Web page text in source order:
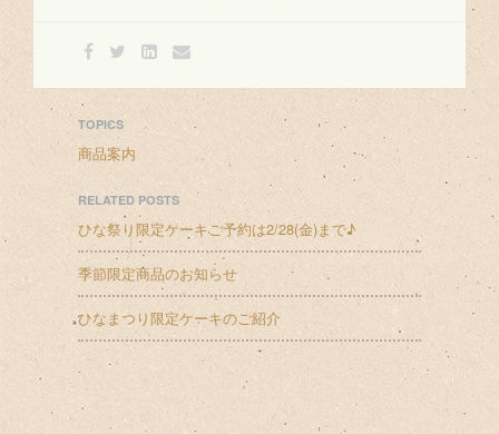
TOPICS
商品案内
RELATED POSTS
ひな祭り限定ケーキご予約は2/28(金)まで♪
季節限定商品のお知らせ
ひなまつり限定ケーキのご紹介